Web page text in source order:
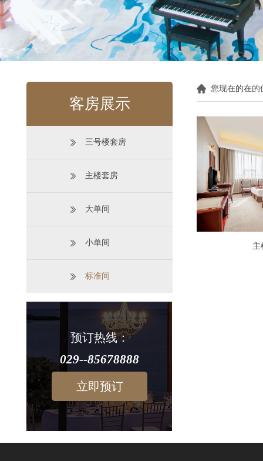
客房展示
三号楼套房
主楼套房
大单间
小单间
标准间
预订热线：
029--85678888
立即预订
您现在的在的
主